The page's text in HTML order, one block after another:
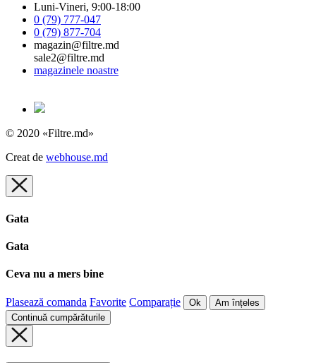
Luni-Vineri, 9:00-18:00
0 (79) 777-047
0 (79) 877-704
magazin@filtre.md
sale2@filtre.md
magazinele noastre
© 2020 «Filtre.md»
Creat de webhouse.md
Gata
Gata
Ceva nu a mers bine
Plasează comanda Favorite Comparație Ok
Am înțeles
Continuă cumpărăturile